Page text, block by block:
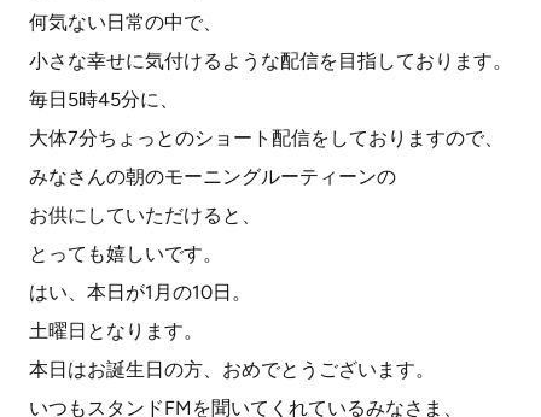
何気ない日常の中で、
小さな幸せに気付けるような配信を目指しております。
毎日5時45分に、
大体7分ちょっとのショート配信をしておりますので、
みなさんの朝のモーニングルーティーンの
お供にしていただけると、
とっても嬉しいです。
はい、本日が1月の10日。
土曜日となります。
本日はお誕生日の方、おめでとうございます。
いつもスタンドFMを聞いてくれているみなさま、